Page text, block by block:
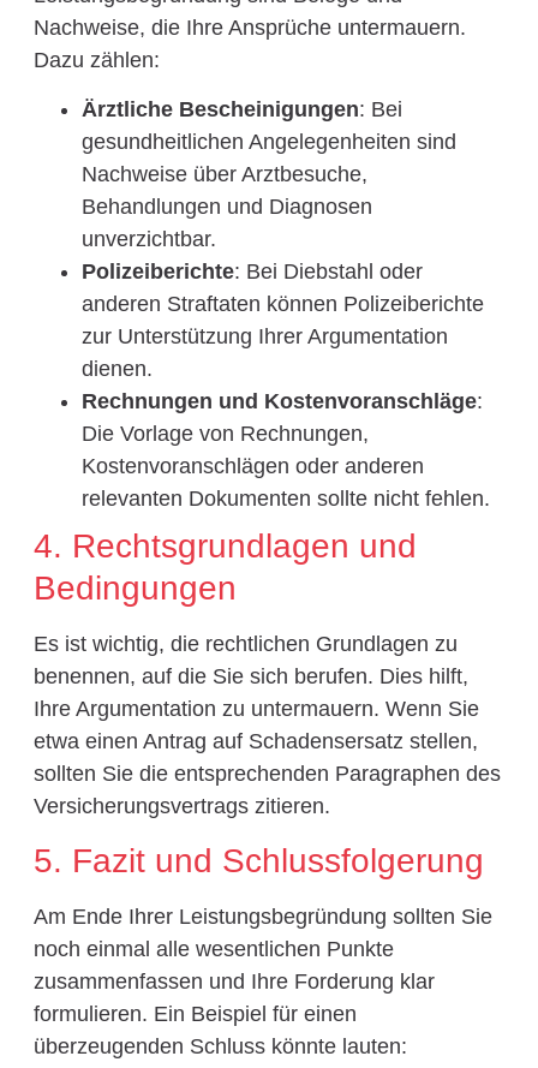
Nachweise, die Ihre Ansprüche untermauern.
Dazu zählen:
Ärztliche Bescheinigungen: Bei
gesundheitlichen Angelegenheiten sind
Nachweise über Arztbesuche,
Behandlungen und Diagnosen
unverzichtbar.
Polizeiberichte: Bei Diebstahl oder
anderen Straftaten können Polizeiberichte
zur Unterstützung Ihrer Argumentation
dienen.
Rechnungen und Kostenvoranschläge:
Die Vorlage von Rechnungen,
Kostenvoranschlägen oder anderen
relevanten Dokumenten sollte nicht fehlen.
4. Rechtsgrundlagen und
Bedingungen
Es ist wichtig, die rechtlichen Grundlagen zu
benennen, auf die Sie sich berufen. Dies hilft,
Ihre Argumentation zu untermauern. Wenn Sie
etwa einen Antrag auf Schadensersatz stellen,
sollten Sie die entsprechenden Paragraphen des
Versicherungsvertrags zitieren.
5. Fazit und Schlussfolgerung
Am Ende Ihrer Leistungsbegründung sollten Sie
noch einmal alle wesentlichen Punkte
zusammenfassen und Ihre Forderung klar
formulieren. Ein Beispiel für einen
überzeugenden Schluss könnte lauten: